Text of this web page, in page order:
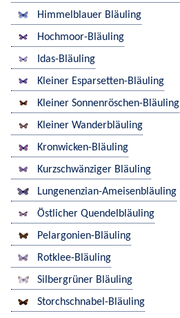
Himmelblauer Bläuling
Hochmoor-Bläuling
Idas-Bläuling
Kleiner Esparsetten-Bläuling
Kleiner Sonnenröschen-Bläuling
Kleiner Wanderbläuling
Kronwicken-Bläuling
Kurzschwänziger Bläuling
Lungenenzian-Ameisenbläuling
Östlicher Quendelbläuling
Pelargonien-Bläuling
Rotklee-Bläuling
Silbergrüner Bläuling
Storchschnabel-Bläuling